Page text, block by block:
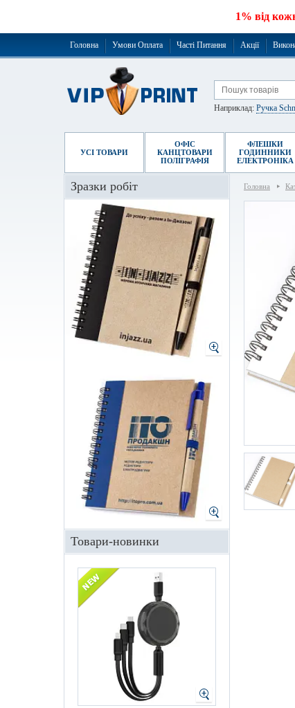
1% від
Головна Умови Оплата Часті Питання Акції
Наприклад: Ручка
УСІ ТОВАРИ
ОФІС
КАНЦТОВАРИ
ПОЛІГРАФІЯ
ФЛЕШКИ
ГОДИННИКИ
ЕЛЕКТРОНІКА
Головна
Зразки робіт
Товари-новинки